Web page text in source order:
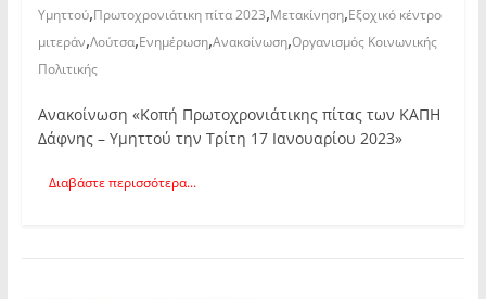
Υμηττού,Πρωτοχρονιάτικη πίτα 2023,Μετακίνηση,Εξοχικό κέντρο
μιτεράν,Λούτσα,Ενημέρωση,Ανακοίνωση,Οργανισμός Κοινωνικής
Πολιτικής
Ανακοίνωση «Κοπή Πρωτοχρονιάτικης πίτας των ΚΑΠΗ
Δάφνης – Υμηττού την Τρίτη 17 Ιανουαρίου 2023»
Διαβάστε περισσότερα...